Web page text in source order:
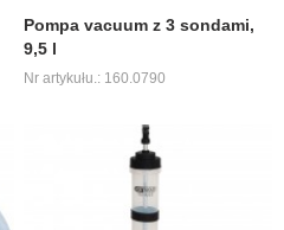
Pompa vacuum z 3 sondami,
9,5 l
Nr artykułu.: 160.0790